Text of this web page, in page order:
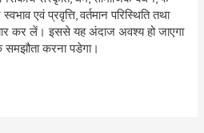
एवं प्रवृत्ति, वर्तमान परिस्थिति तथा
कर लें। इससे यह अंदाज अवश्य हो जाएगा
करना पडेगा।